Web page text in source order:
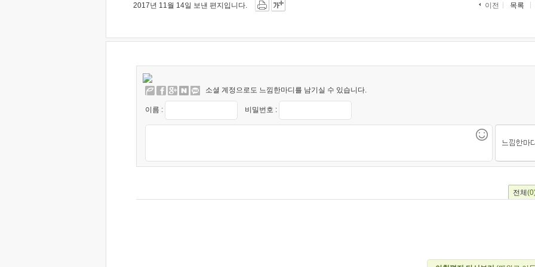
2017년 11월 14일 보낸 편지입니다. 이전 목록
소셜 계정으로도 느낌한마디를 남기실 수 있습니다.
이름 : 비밀번호 :
전체